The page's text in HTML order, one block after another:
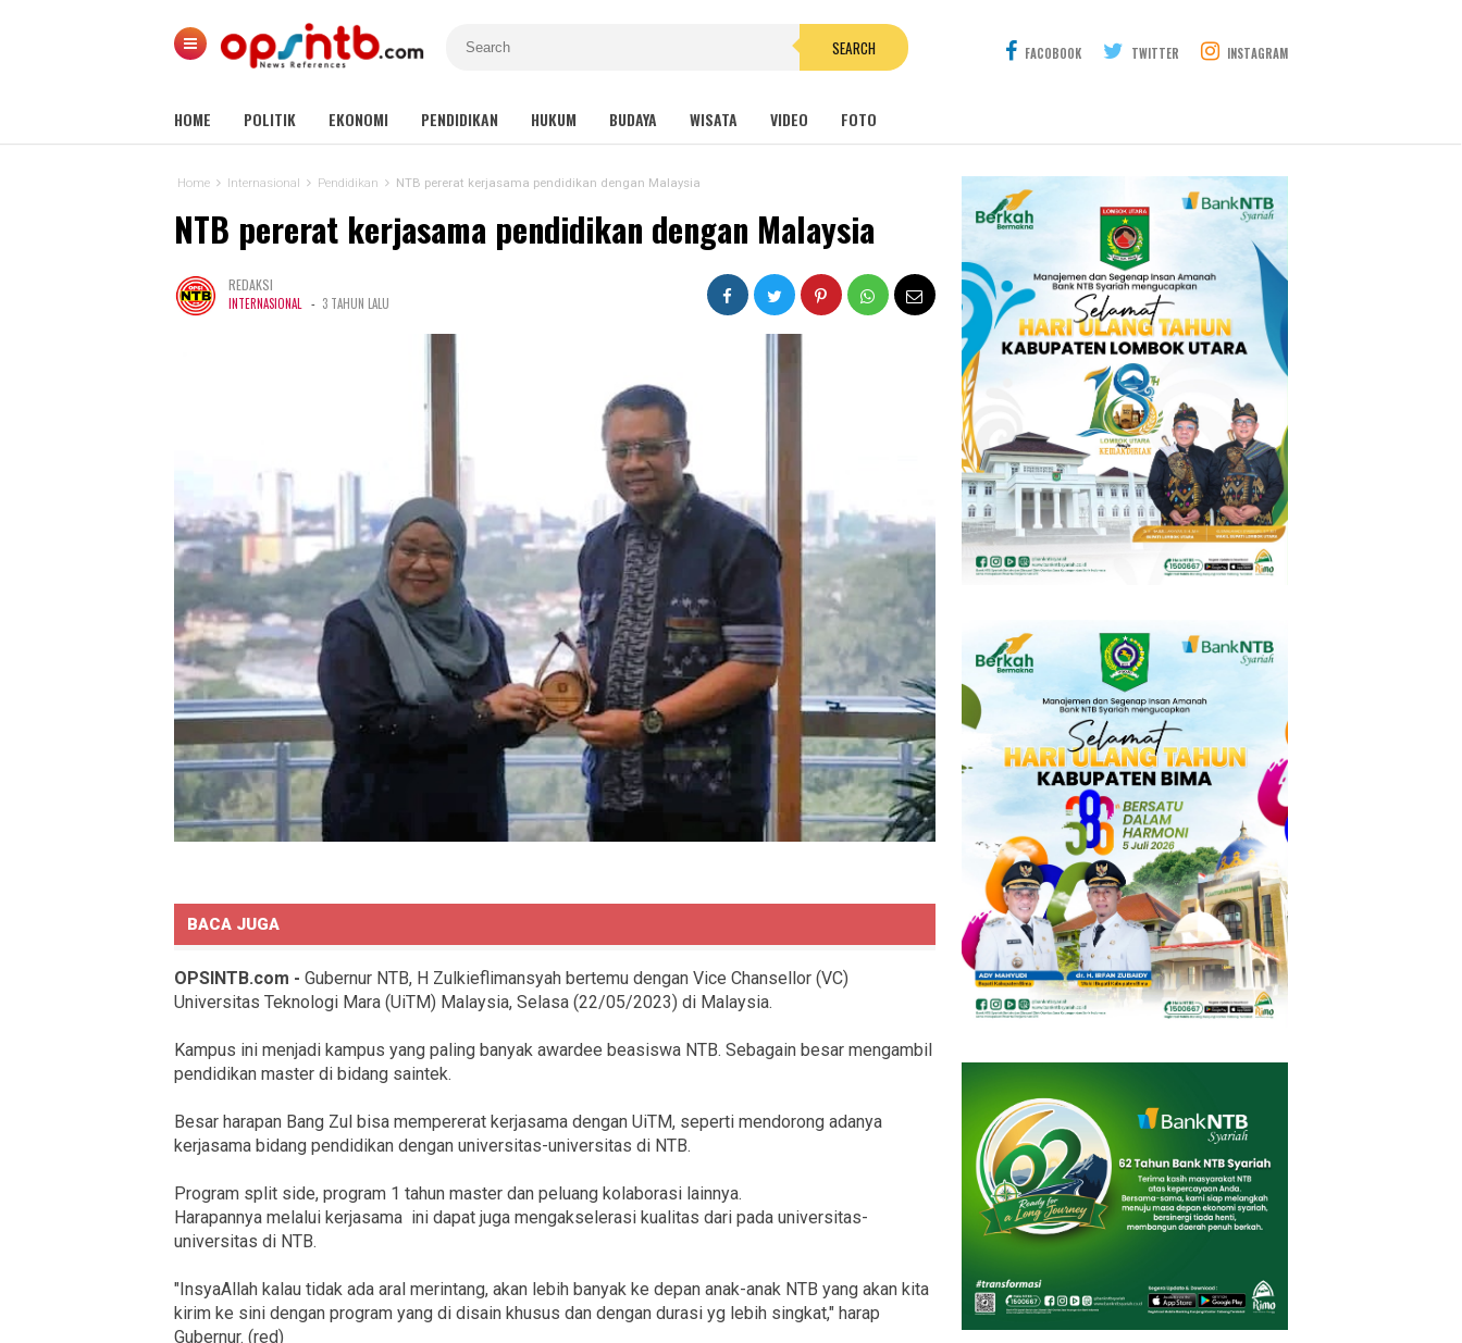
SEARCH FACOBOOK TWITTER INSTAGRAM
HOME POLITIK EKONOMI PENDIDIKAN HUKUM BUDAYA WISATA VIDEO FOTO
Home Internasional Pendidikan NTB pererat kerjasama pendidikan dengan Malaysia
NTB pererat kerjasama pendidikan dengan Malaysia
REDAKSI
INTERNASIONAL - 3 TAHUN LALU
BACA JUGA
OPSINTB.com - Gubernur NTB, H Zulkieflimansyah bertemu dengan Vice Chansellor (VC)
Universitas Teknologi Mara (UiTM) Malaysia, Selasa (22/05/2023) di Malaysia.
Kampus ini menjadi kampus yang paling banyak awardee beasiswa NTB. Sebagain besar mengambil
pendidikan master di bidang saintek.
Besar harapan Bang Zul bisa mempererat kerjasama dengan UiTM, seperti mendorong adanya
kerjasama bidang pendidikan dengan universitas-universitas di NTB.
Program split side, program 1 tahun master dan peluang kolaborasi lainnya.
Harapannya melalui kerjasama ini dapat juga mengakselerasi kualitas dari pada universitas-
universitas di NTB.
"InsyaAllah kalau tidak ada aral merintang, akan lebih banyak ke depan anak-anak NTB yang akan kita
kirim ke sini dengan program yang di disain khusus dan dengan durasi yg lebih singkat," harap
Gubernur. (red)